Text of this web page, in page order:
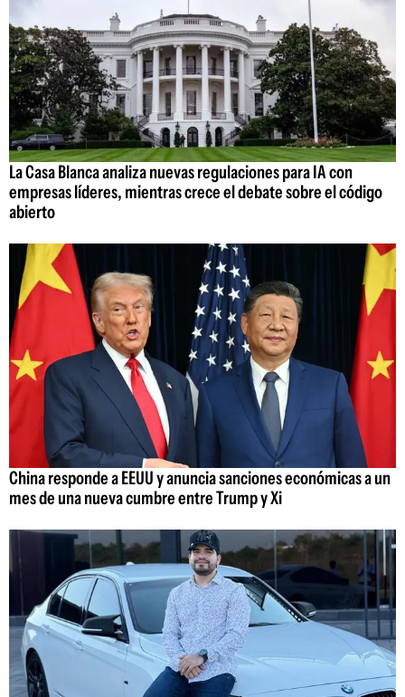
La Casa Blanca analiza nuevas regulaciones para IA con
empresas líderes, mientras crece el debate sobre el código
abierto
China responde a EEUU y anuncia sanciones económicas a un
mes de una nueva cumbre entre Trump y Xi